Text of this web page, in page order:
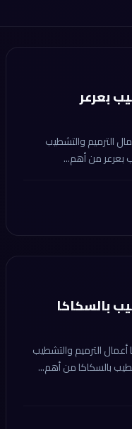
بعرعر
الترميم والتشطيب
بعرعر من أهم...
بالسكاكا
الترميم والتشطيب
بالسكاكا من أهم...